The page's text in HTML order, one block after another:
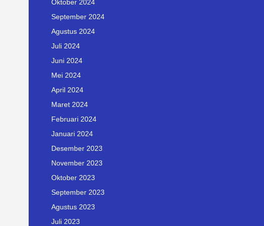
Oktober 2024
September 2024
Agustus 2024
Juli 2024
Juni 2024
Mei 2024
April 2024
Maret 2024
Februari 2024
Januari 2024
Desember 2023
November 2023
Oktober 2023
September 2023
Agustus 2023
Juli 2023